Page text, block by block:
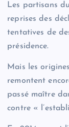
Les partisans
reprises des
tentatives de
présidence.
Mais les
remontent
passé maître
contre «